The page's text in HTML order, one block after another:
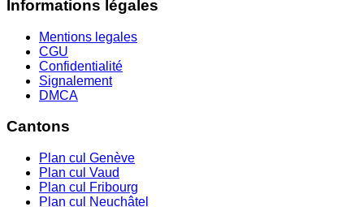
Informations légales
Mentions legales
CGU
Confidentialité
Signalement
DMCA
Cantons
Plan cul Genève
Plan cul Vaud
Plan cul
Fribourg
Plan cul
Neuchâtel